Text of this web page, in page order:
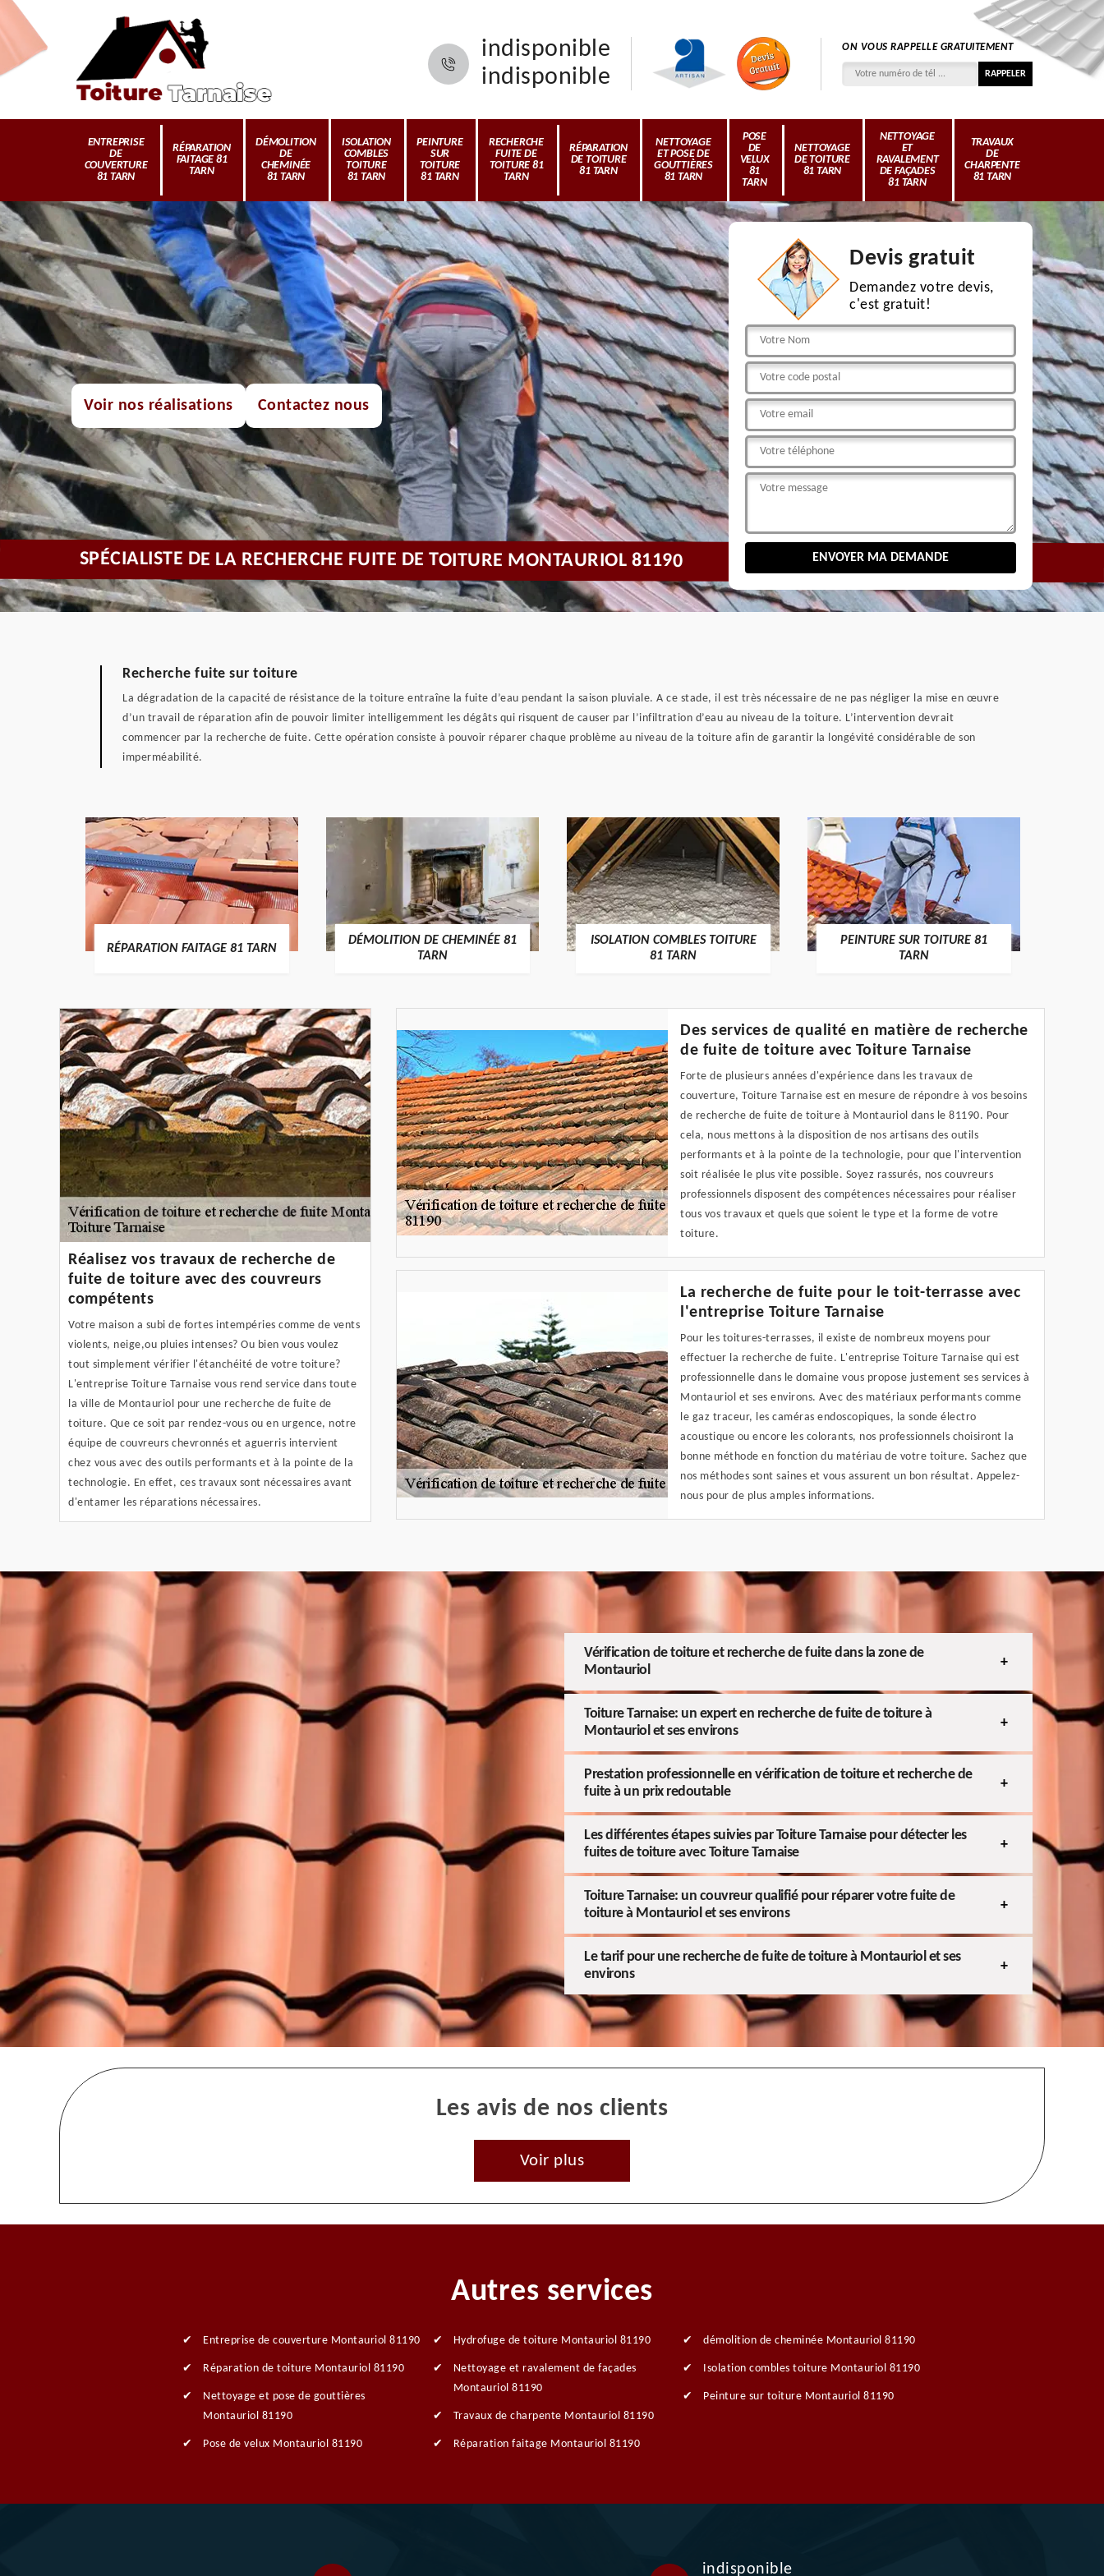
indisponible
indisponible
ON VOUS RAPPELLE GRATUITEMENT
ENTREPRISE
DE
COUVERTURE
81 TARN
RÉPARATION
FAITAGE 81
TARN
DÉMOLITION
DE
CHEMINÉE
81 TARN
ISOLATION
COMBLES
TOITURE
81 TARN
PEINTURE
SUR
TOITURE
81 TARN
RECHERCHE
FUITE DE
TOITURE 81
TARN
RÉPARATION
DE TOITURE
81 TARN
NETTOYAGE
ET POSE DE
GOUTTIÈRES
81 TARN
POSE
DE
VELUX
81
TARN
NETTOYAGE
DE TOITURE
81 TARN
NETTOYAGE
ET
RAVALEMENT
DE FAÇADES
81 TARN
TRAVAUX
DE
CHARPENTE
81 TARN
Voir nos réalisations Contactez nous
Devis gratuit
Demandez votre devis,
c'est gratuit!
SPÉCIALISTE DE LA RECHERCHE FUITE DE TOITURE MONTAURIOL 81190
Recherche fuite sur toiture
La dégradation de la capacité de résistance de la toiture entraîne la fuite d’eau pendant la saison pluviale. A ce stade, il est très nécessaire de ne pas négliger la mise en œuvre
d’un travail de réparation afin de pouvoir limiter intelligemment les dégâts qui risquent de causer par l’infiltration d’eau au niveau de la toiture. L’intervention devrait
commencer par la recherche de fuite. Cette opération consiste à pouvoir réparer chaque problème au niveau de la toiture afin de garantir la longévité considérable de son
imperméabilité.
RÉPARATION FAITAGE 81 TARN
DÉMOLITION DE CHEMINÉE 81
TARN
ISOLATION COMBLES TOITURE
81 TARN
PEINTURE SUR TOITURE 81
TARN
Réalisez vos travaux de recherche de
fuite de toiture avec des couvreurs
compétents
Votre maison a subi de fortes intempéries comme de vents
violents, neige,ou pluies intenses? Ou bien vous voulez
tout simplement vérifier l'étanchéité de votre toiture?
L'entreprise Toiture Tarnaise vous rend service dans toute
la ville de Montauriol pour une recherche de fuite de
toiture. Que ce soit par rendez-vous ou en urgence, notre
équipe de couvreurs chevronnés et aguerris intervient
chez vous avec des outils performants et à la pointe de la
technologie. En effet, ces travaux sont nécessaires avant
d'entamer les réparations nécessaires.
Des services de qualité en matière de recherche
de fuite de toiture avec Toiture Tarnaise
Forte de plusieurs années d'expérience dans les travaux de
couverture, Toiture Tarnaise est en mesure de répondre à vos besoins
de recherche de fuite de toiture à Montauriol dans le 81190. Pour
cela, nous mettons à la disposition de nos artisans des outils
performants et à la pointe de la technologie, pour que l'intervention
soit réalisée le plus vite possible. Soyez rassurés, nos couvreurs
professionnels disposent des compétences nécessaires pour réaliser
tous vos travaux et quels que soient le type et la forme de votre
toiture.
La recherche de fuite pour le toit-terrasse avec
l'entreprise Toiture Tarnaise
Pour les toitures-terrasses, il existe de nombreux moyens pour
effectuer la recherche de fuite. L'entreprise Toiture Tarnaise qui est
professionnelle dans le domaine vous propose justement ses services à
Montauriol et ses environs. Avec des matériaux performants comme
le gaz traceur, les caméras endoscopiques, la sonde électro
acoustique ou encore les colorants, nos professionnels choisiront la
bonne méthode en fonction du matériau de votre toiture. Sachez que
nos méthodes sont saines et vous assurent un bon résultat. Appelez-
nous pour de plus amples informations.
Vérification de toiture et recherche de fuite dans la zone de
Montauriol
Toiture Tarnaise: un expert en recherche de fuite de toiture à
Montauriol et ses environs
Prestation professionnelle en vérification de toiture et recherche de
fuite à un prix redoutable
Les différentes étapes suivies par Toiture Tarnaise pour détecter les
fuites de toiture avec Toiture Tarnaise
Toiture Tarnaise: un couvreur qualifié pour réparer votre fuite de
toiture à Montauriol et ses environs
Le tarif pour une recherche de fuite de toiture à Montauriol et ses
environs
Les avis de nos clients
Voir plus
Autres services
Entreprise de couverture Montauriol 81190
Réparation de toiture Montauriol 81190
Nettoyage et pose de gouttières
Montauriol 81190
Pose de velux Montauriol 81190
Hydrofuge de toiture Montauriol 81190
Nettoyage et ravalement de façades
Montauriol 81190
Travaux de charpente Montauriol 81190
Réparation faitage Montauriol 81190
démolition de cheminée Montauriol 81190
Isolation combles toiture Montauriol 81190
Peinture sur toiture Montauriol 81190
indisponible